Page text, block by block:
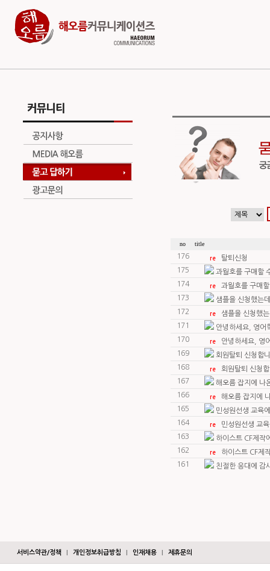
no title
176 re
탈퇴신청
175
과월호를 구매할
174
re
과월호를 구매
173
샘플을 신청했는
172
re
샘플을 신청했
171
안녕하세요, 영어
170
re
안녕하세요, 영
169
회원탈퇴 신청합
168
re
회원탈퇴 신청
167
해오름 잡지에 나
166
re
해오름 잡지에
165
민성원선생 교육
164
re
민성원선생 교
163
하이스트 CF제작
162
re
하이스트 CF제
161
친절한 응대에 감
서비스약관/정책 개인정보취급방침 인재채용 제휴문의